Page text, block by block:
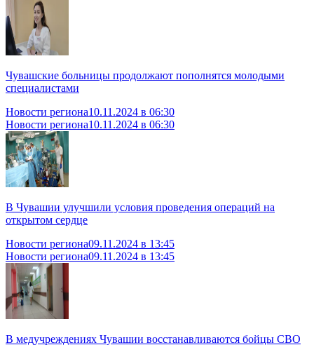
Чувашские больницы продолжают пополнятся молодыми
специалистами
Новости региона10.11.2024 в 06:30
Новости региона10.11.2024 в 06:30
В Чувашии улучшили условия проведения операций на
открытом сердце
Новости региона09.11.2024 в 13:45
Новости региона09.11.2024 в 13:45
В медучреждениях Чувашии восстанавливаются бойцы СВО